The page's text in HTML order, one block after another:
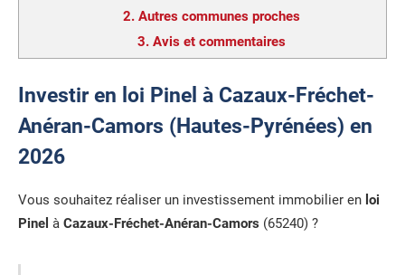
2. Autres communes proches
3. Avis et commentaires
Investir en loi Pinel à Cazaux-Fréchet-
Anéran-Camors (Hautes-Pyrénées) en
2026
Vous souhaitez réaliser un investissement immobilier en loi
Pinel à Cazaux-Fréchet-Anéran-Camors (65240) ?